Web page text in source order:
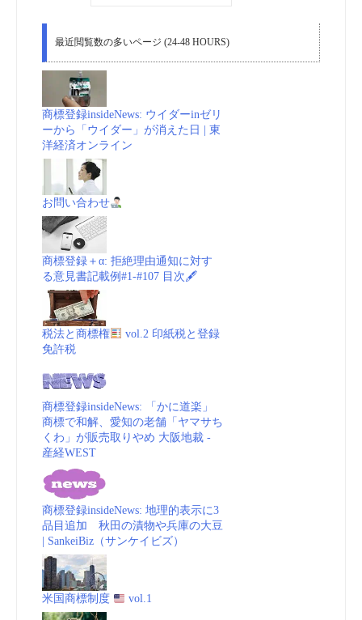
最近閲覧数の多いページ (24-48 HOURS)
商標登録insideNews: ウイダーinゼリ
ーから「ウイダー」が消えた日 | 東
洋経済オンライン
お問い合わせ
商標登録＋α: 拒絶理由通知に対す
る意見書記載例#1-#107 目次🖋
税法と商標権
vol.2 印紙税と登録
免許税
商標登録insideNews: 「かに道楽」
商標で和解、愛知の老舗「ヤマサち
くわ」が販売取りやめ 大阪地裁 -
産経WEST
商標登録insideNews: 地理的表示に3
品目追加 秋田の漬物や兵庫の大豆
| SankeiBiz（サンケイビズ）
米国商標制度 vol.1